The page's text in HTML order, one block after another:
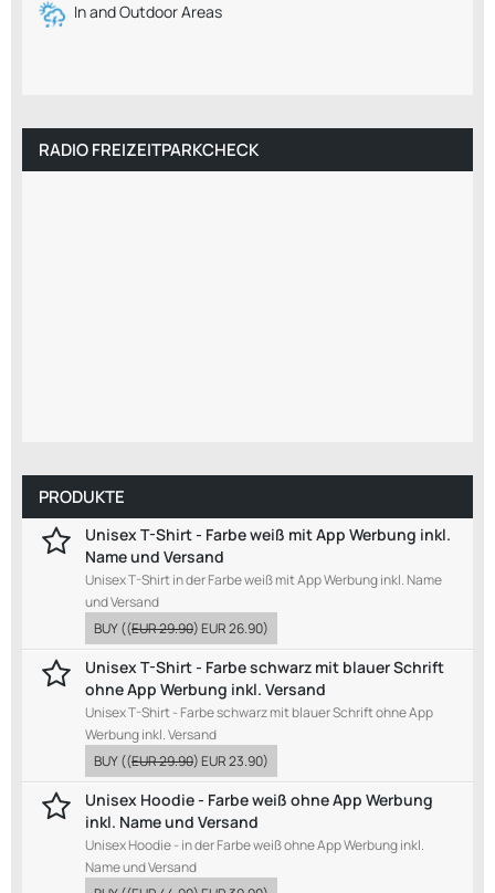
In and Outdoor Areas
RADIO FREIZEITPARKCHECK
PRODUKTE
Unisex T-Shirt - Farbe weiß mit App Werbung inkl.
Name und Versand
Unisex T-Shirt in der Farbe weiß mit App Werbung inkl. Name
und Versand
BUY((EUR 29.90)EUR 26.90)
Unisex T-Shirt - Farbe schwarz mit blauer Schrift
ohne App Werbung inkl. Versand
Unisex T-Shirt - Farbe schwarz mit blauer Schrift ohne App
Werbung inkl. Versand
BUY((EUR 29.90)EUR 23.90)
Unisex Hoodie - Farbe weiß ohne App Werbung
inkl. Name und Versand
Unisex Hoodie - in der Farbe weiß ohne App Werbung inkl.
Name und Versand